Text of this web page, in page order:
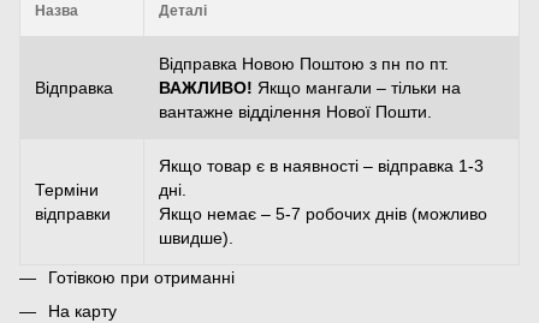
Назва Деталі
Відправка
Відправка Новою Поштою з пн по пт.
ВАЖЛИВО! Якщо мангали – тільки на
вантажне відділення Нової Пошти.
Терміни
відправки
Якщо товар є в наявності – відправка 1-3
дні.
Якщо немає – 5-7 робочих днів (можливо
швидше).
Готівкою при отриманні
На карту